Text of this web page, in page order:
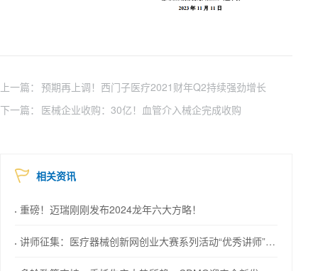
上一篇： 预期再上调！西门子医疗2021财年Q2持续强劲增长
下一篇： 医械企业收购：30亿！血管介入械企完成收购
相关资讯
重磅！迈瑞刚刚发布2024龙年六大方略！
讲师征集：医疗器械创新网创业大赛系列活动“优秀讲师”等您来！